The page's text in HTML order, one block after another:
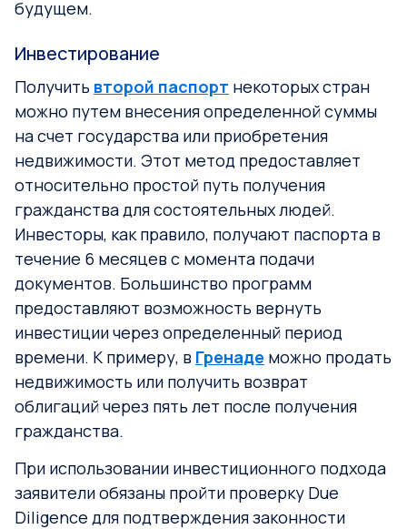
будущем.
Инвестирование
Получить второй паспорт некоторых стран
можно путем внесения определенной суммы
на счет государства или приобретения
недвижимости. Этот метод предоставляет
относительно простой путь получения
гражданства для состоятельных людей.
Инвесторы, как правило, получают паспорта в
течение 6 месяцев с момента подачи
документов. Большинство программ
предоставляют возможность вернуть
инвестиции через определенный период
времени. К примеру, в Гренаде можно продать
недвижимость или получить возврат
облигаций через пять лет после получения
гражданства.
При использовании инвестиционного подхода
заявители обязаны пройти проверку Due
Diligence для подтверждения законности